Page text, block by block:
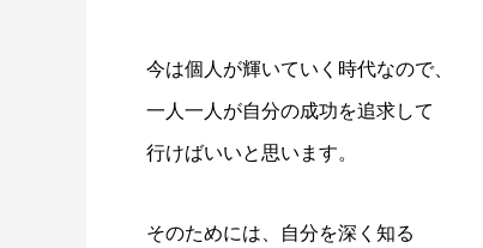
今は個人が輝いていく時代なので、
一人一人が自分の成功を追求して
行けばいいと思います。
そのためには、自分を深く知る